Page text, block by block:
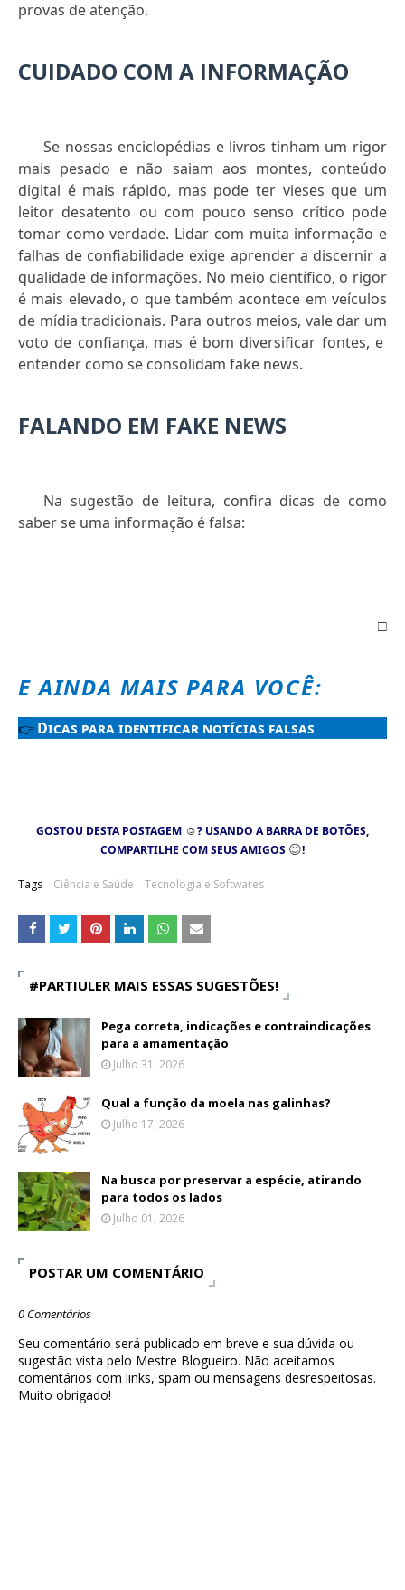
provas de atenção.
CUIDADO COM A INFORMAÇÃO
Se nossas enciclopédias e livros tinham um rigor
mais pesado e não saiam aos montes, conteúdo
digital é mais rápido, mas pode ter vieses que um
leitor desatento ou com pouco senso crítico pode
tomar como verdade. Lidar com muita informação e
falhas de confiabilidade exige aprender a discernir a
qualidade de informações. No meio científico, o rigor
é mais elevado, o que também acontece em veículos
de mídia tradicionais. Para outros meios, vale dar um
voto de confiança, mas é bom diversificar fontes, e
entender como se consolidam fake news.
FALANDO EM FAKE NEWS
Na sugestão de leitura, confira dicas de como
saber se uma informação é falsa:
□
E AINDA MAIS PARA VOCÊ:
👉 Dicas para identificar notícias falsas
GOSTOU DESTA POSTAGEM ☺? USANDO A BARRA DE BOTÕES,
COMPARTILHE COM SEUS AMIGOS 😉!
Tags Ciência e Saúde Tecnologia e Softwares
#PARTIULER MAIS ESSAS SUGESTÕES!
Pega correta, indicações e contraindicações
para a amamentação
Julho 31, 2026
Qual a função da moela nas galinhas?
Julho 17, 2026
Na busca por preservar a espécie, atirando
para todos os lados
Julho 01, 2026
POSTAR UM COMENTÁRIO
0 Comentários
Seu comentário será publicado em breve e sua dúvida ou
sugestão vista pelo Mestre Blogueiro. Não aceitamos
comentários com links, spam ou mensagens desrespeitosas.
Muito obrigado!